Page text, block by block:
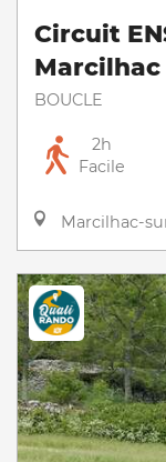
Circuit
Marcilhac
BOUCLE
2h
Facile
Marcilhac-